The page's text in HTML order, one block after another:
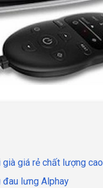
giá rẻ chất lượng cao
lưng Alphay